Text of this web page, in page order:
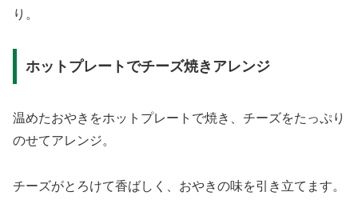
り。
ホットプレートでチーズ焼きアレンジ
温めたおやきをホットプレートで焼き、チーズをたっぷり
のせてアレンジ。
チーズがとろけて香ばしく、おやきの味を引き立てます。